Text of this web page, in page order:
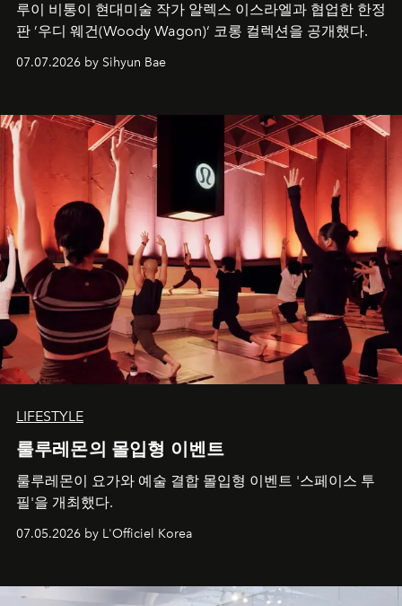
루이 비통이 현대미술 작가 알렉스 이스라엘과 협업한 한정
판 ’우디 웨건(Woody Wagon)‘ 코롱 컬렉션을 공개했다.
07.07.2026 by Sihyun Bae
LIFESTYLE
룰루레몬의 몰입형 이벤트
룰루레몬이 요가와 예술 결합 몰입형 이벤트 '스페이스 투
필'을 개최했다.
07.05.2026 by L'Officiel Korea